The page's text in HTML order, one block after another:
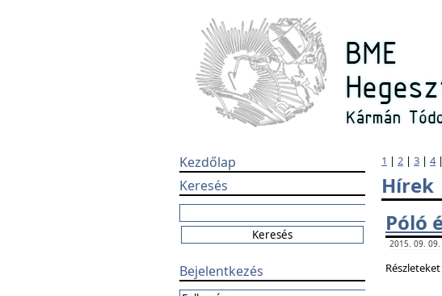
Kezdőlap
Keresés
Bejelentkezés
1 | 2 | 3 | 4|
Hírek
Póló
2015. 09.
Részleteket